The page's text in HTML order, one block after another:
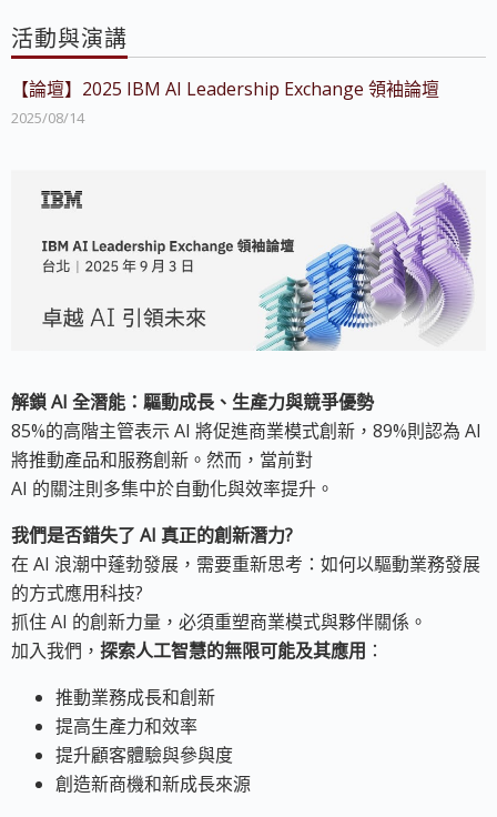
活動與演講
【論壇】2025 IBM AI Leadership Exchange 領袖論壇
2025/08/14
解鎖 AI 全潛能：驅動成長、生產力與競爭優勢
85%的高階主管表示 AI 將促進商業模式創新，89%則認為 AI
將推動產品和服務創新。然而，當前對
AI 的關注則多集中於自動化與效率提升。
我們是否錯失了 AI 真正的創新潛力?
在 AI 浪潮中蓬勃發展，需要重新思考：如何以驅動業務發展
的方式應用科技?
抓住 AI 的創新力量，必須重塑商業模式與夥伴關係。
加入我們， 探索人工智慧的無限可能及其應用 ：
推動業務成長和創新
提高生產力和效率
提升顧客體驗與參與度
創造新商機和新成長來源